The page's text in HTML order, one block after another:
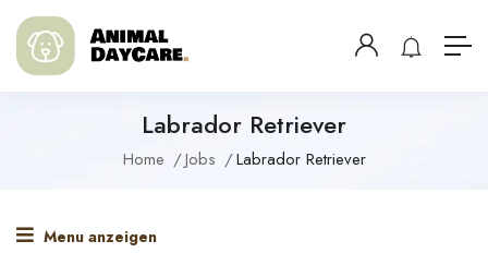
Labrador Retriever
Home Jobs Labrador Retriever
Menu anzeigen